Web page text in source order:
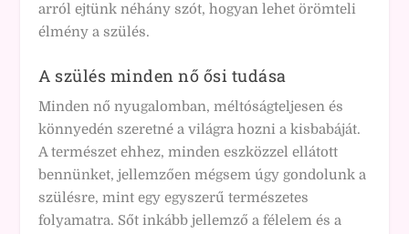
arról ejtünk néhány szót, hogyan lehet örömteli
élmény a szülés.
A szülés minden nő ősi tudása
Minden nő nyugalomban, méltóságteljesen és
könnyedén szeretné a világra hozni a kisbabáját.
A természet ehhez, minden eszközzel ellátott
bennünket, jellemzően mégsem úgy gondolunk a
szülésre, mint egy egyszerű természetes
folyamatra. Sőt inkább jellemző a félelem és a